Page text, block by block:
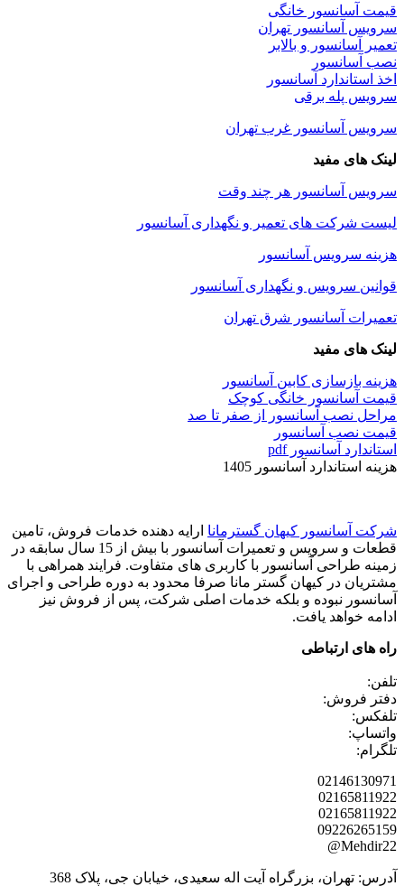
قیمت آسانسور خانگی
سرویس آسانسور تهران
تعمیر آسانسور و بالابر
نصب آسانسور
اخذ استاندارد آسانسور
سرویس پله برقی
سرویس آسانسور غرب تهران
لینک های مفید
سرویس آسانسور هر چند وقت
لیست شرکت های تعمیر و نگهداری آسانسور
هزینه سرویس آسانسور
قوانین سرویس و نگهداری آسانسور
تعمیرات آسانسور شرق تهران
لینک های مفید
هزینه بازسازی کابین آسانسور
قیمت آسانسور خانگی کوچک
مراحل نصب آسانسور از صفر تا صد
قیمت نصب آسانسور
استاندارد آسانسور pdf
هزینه استاندارد آسانسور 1405
شرکت آسانسور کیهان گسترمانا ارایه دهنده خدمات فروش، تامین
قطعات و سرویس و تعمیرات آسانسور با بیش از 15 سال سابقه در
زمینه طراحی آسانسور با کاربری های متفاوت. فرایند همراهی با
مشتریان در کیهان گستر مانا صرفا محدود به دوره طراحی و اجرای
آسانسور نبوده و بلکه خدمات اصلی شرکت، پس از فروش نیز
ادامه خواهد یافت.
راه های ارتباطی
تلفن:
دفتر فروش:
تلفکس:
واتساپ:
تلگرام:
02146130971
02165811922
02165811922
09226265159
Mehdir22@
آدرس: تهران، بزرگراه آیت اله سعیدی، خیابان جی، پلاک 368